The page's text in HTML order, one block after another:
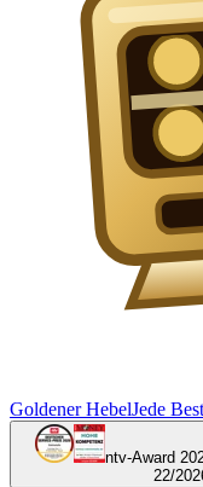
Goldener HebelJede
ntv-Award
22/